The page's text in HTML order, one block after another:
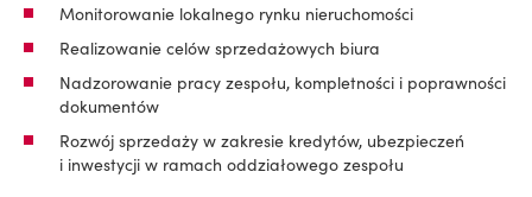
Monitorowanie lokalnego rynku nieruchomości
Realizowanie celów sprzedażowych biura
Nadzorowanie pracy zespołu, kompletności i poprawności
dokumentów
Rozwój sprzedaży w zakresie kredytów, ubezpieczeń
i inwestycji w ramach oddziałowego zespołu